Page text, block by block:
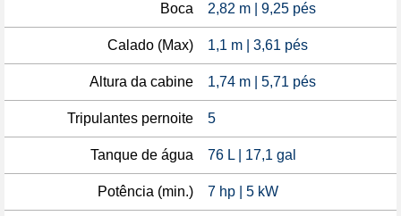
Boca 2,82 m | 9,25 pés
Calado (Max) 1,1 m | 3,61 pés
Altura da cabine 1,74 m | 5,71 pés
Tripulantes pernoite 5
Tanque de água 76 L | 17,1 gal
Potência (min.) 7 hp | 5 kW